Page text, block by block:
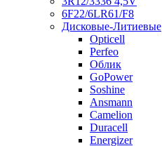
6F22/6LR61/F8
Дисковые-Литиевые
Opticell
Perfeo
Облик
GoPower
Soshine
Ansmann
Camelion
Duracell
Energizer